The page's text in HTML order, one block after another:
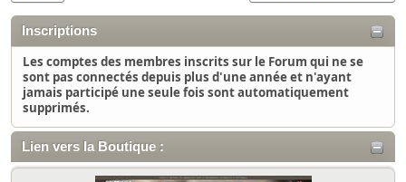
Inscriptions
Les comptes des membres inscrits sur le Forum qui ne se
sont pas connectés depuis plus d'une année et n'ayant
jamais participé une seule fois sont automatiquement
supprimés.
Lien vers la Boutique :